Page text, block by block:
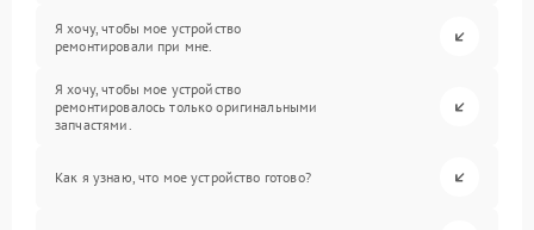
Я хочу, чтобы мое устройство
ремонтировали при мне.
Я хочу, чтобы мое устройство
ремонтировалось только оригинальными
запчастями.
Как я узнаю, что мое устройство готово?